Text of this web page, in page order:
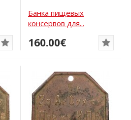
Банка пищевых
консервов для...
160.00€